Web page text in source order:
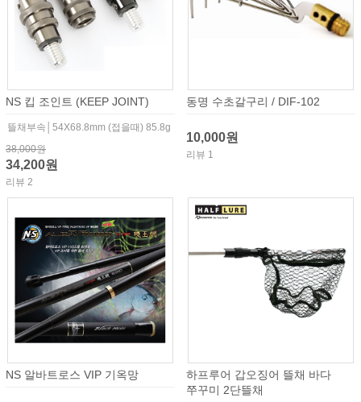
NS 킵 조인트 (KEEP JOINT)
뜰채부속│54X68.8mm (접을때) 85.8g
38,000원
34,200원
리뷰 2
동명 수초갈구리 / DIF-102
10,000원
리뷰 1
NS 알바트로스 VIP 기옥망
하프루어 갑오징어 뜰채 바다
쭈꾸미 2단뜰채